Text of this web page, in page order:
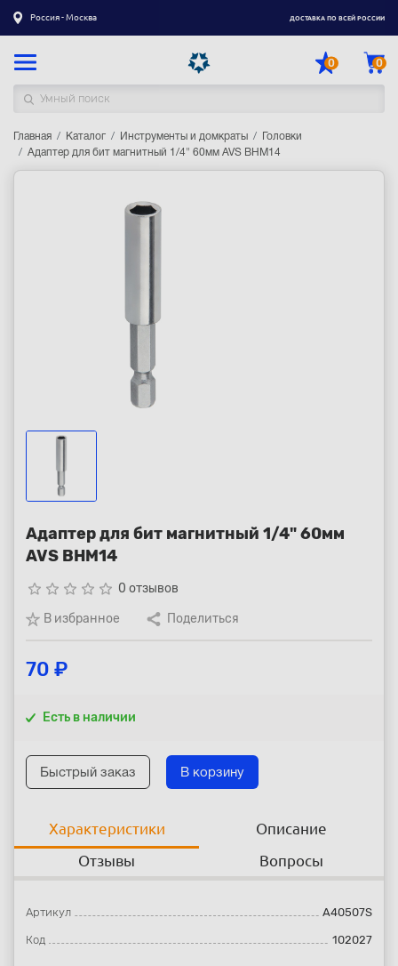
Россия - Москва ДОСТАВКА ПО ВСЕЙ РОССИИ
0 0
Каталог товаров
Главная Каталог Инструменты и домкраты
Головки
Адаптер для бит магнитный 1/4" 60мм AVS BHM14
Адаптер для бит магнитный 1/4" 60мм
AVS BHM14
star_border star_border star_border star_border star_border 0 отзывов
В избранное
Поделиться
70 ₽
Есть в наличии
Быстрый заказ В корзину
Характеристики
Описание
Отзывы
Вопросы
Артикул A40507S
Код 102027